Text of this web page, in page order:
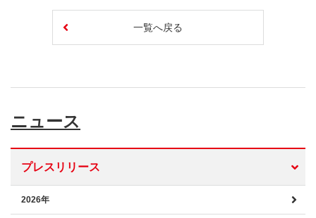
一覧へ戻る
ニュース
プレスリリース
2026年